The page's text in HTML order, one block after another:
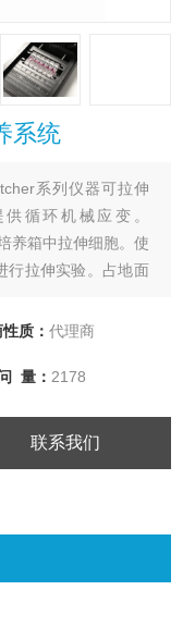
系统
系列仪器可拉伸
循环机械应变。
养箱中拉伸细胞。使
行拉伸实验。占地面
"表面形貌的标准腔
质： 代理商
量： 2178
联系我们